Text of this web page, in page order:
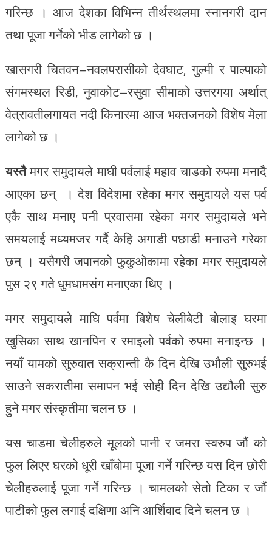
गरिन्छ । आज देशका विभिन्न तीर्थस्थलमा स्नानगरी दान
तथा पूजा गर्नेको भीड लागेको छ ।
खासगरी चितवन–नवलपरासीको देवघाट, गुल्मी र पाल्पाको
संगमस्थल रिडी, नुवाकोट–रसुवा सीमाको उत्तरगया अर्थात्
वेत्रावतीलगायत नदी किनारमा आज भक्तजनको विशेष मेला
लागेको छ ।
यस्तैमगर समुदायले माघी पर्वलाई महाव चाडको रुपमा मनादै
आएका छन् । देश विदेशमा रहेका मगर समुदायले यस पर्व
एकै साथ मनाए पनी प्रवासमा रहेका मगर समुदायले भने
समयलाई मध्यमजर गर्दै केहि अगाडी पछाडी मनाउने गरेका
छन् । यसैगरी जपानको फुकुओकामा रहेका मगर समुदायले
पुस २९ गते धुमधामसंग मनाएका थिए ।
मगर समुदायले माघि पर्वमा बिशेष चेलीबेटी बोलाइ घरमा
खुसिका साथ खानपिन र रमाइलो पर्वको रुपमा मनाइन्छ ।
नयाँ यामको सुरुवात सक्रान्ती कै दिन देखि उभौली सुरुभई
साउने सकरातीमा समापन भई सोही दिन देखि उद्यौली सुरु
हुने मगर संस्कृतीमा चलन छ ।
यस चाडमा चेलीहरुले मूलको पानी र जमरा स्वरुप जौं को
फुल लिएर घरको धूरी खाँबोमा पूजा गर्ने गरिन्छ यस दिन छोरी
चेलीहरुलाई पूजा गर्ने गरिन्छ । चामलको सेतो टिका र जौं
पाटीको फुल लगाई दक्षिणा अनि आर्शिवाद दिने चलन छ ।